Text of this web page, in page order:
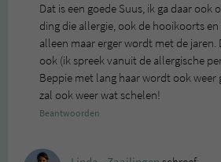
Dat is een goede Suus, ik ga daar ook
ding die allergie, ook de hooikoorts
alleen maar erger wordt met de
ook (ik spreek vanuit de allergische
Beppie met lang haar wordt ook weer
zal ook weer wat schelen!
Beantwoorden